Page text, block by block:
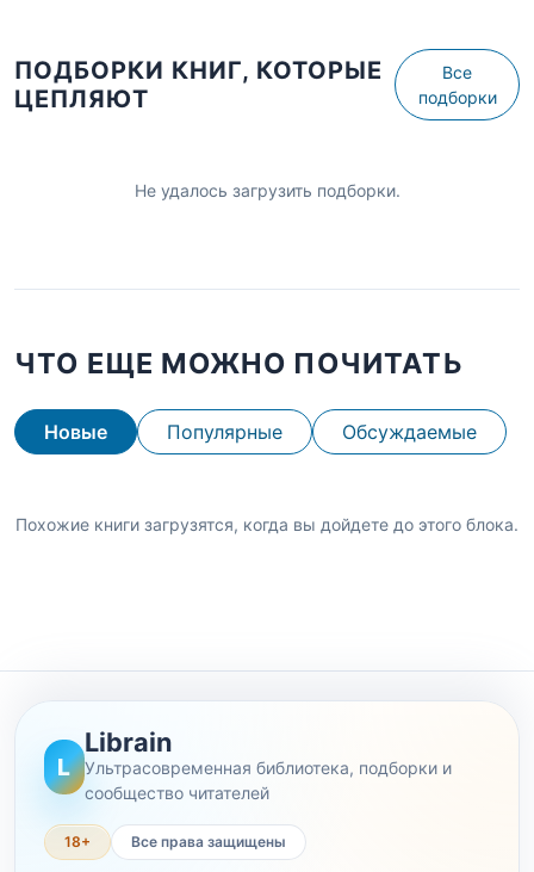
ПОДБОРКИ КНИГ, КОТОРЫЕ
ЦЕПЛЯЮТ
Все
подборки
Не удалось загрузить подборки.
ЧТО ЕЩЕ МОЖНО ПОЧИТАТЬ
Новые Популярные Обсуждаемые
Похожие книги загрузятся, когда вы дойдете до этого блока.
L
Librain
Ультрасовременная библиотека, подборки и
сообщество читателей
18+ Все права защищены